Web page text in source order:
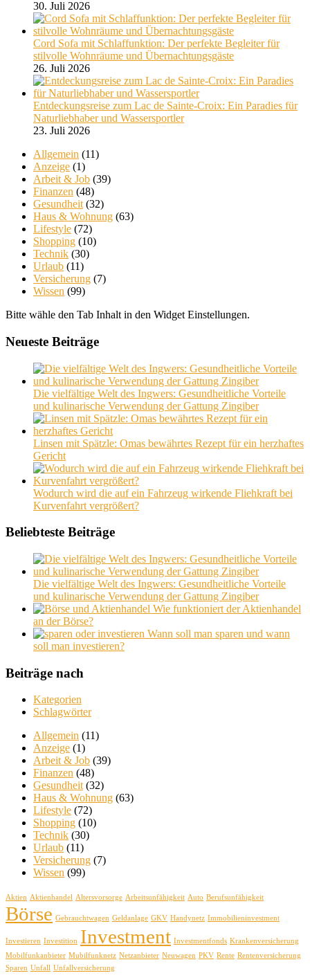
30. Juli 2026
Cord Sofa mit Schlaffunktion: Der perfekte Begleiter für
stilvolle Wohnräume und Übernachtungsgäste
26. Juli 2026
Entdeckungsreise zum Lac de Sainte-Croix: Ein Paradies für
Naturliebhaber und Wassersportler
23. Juli 2026
Allgemein (11)
Anzeige (1)
Arbeit & Job (39)
Finanzen (48)
Gesundheit (32)
Haus & Wohnung (63)
Lifestyle (72)
Shopping (10)
Technik (30)
Urlaub (11)
Versicherung (7)
Wissen (99)
Bitte wähle den Tab Inhalt in den Widget Einstellungen.
Neueste Beiträge
Die vielfältige Welt des Ingwers: Gesundheitliche Vorteile
und kulinarische Verwendung der Gattung Zingiber
Linsen mit Spätzle: Omas bewährtes Rezept für ein herzhaftes
Gericht
Wodurch wird die auf ein Fahrzeug wirkende Fliehkraft bei
Kurvenfahrt vergrößert?
Beliebteste Beiträge
Die vielfältige Welt des Ingwers: Gesundheitliche Vorteile
und kulinarische Verwendung der Gattung Zingiber
Wie funktioniert der Aktienhandel
an der Börse?
Wann soll man sparen und wann
soll man investieren?
Beiträge nach
Kategorien
Schlagwörter
Allgemein (11)
Anzeige (1)
Arbeit & Job (39)
Finanzen (48)
Gesundheit (32)
Haus & Wohnung (63)
Lifestyle (72)
Shopping (10)
Technik (30)
Urlaub (11)
Versicherung (7)
Wissen (99)
Aktien Aktienhandel Altersvorsorge Arbeitsunfähigkeit Auto Berufsunfähigkeit
Börse Gebrauchtwagen Geldanlage GKV Handynetz Immobilieninvestment
Investieren Investition Investment Investmentfonds Krankenversicherung
Mobilfunkanbieter Mubilfunknetz Netzanbieter Neuwagen PKV Rente Rentenversicherung
Sparen Unfall Unfallversicherung